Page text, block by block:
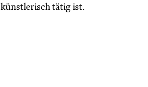
künstlerisch tätig ist.